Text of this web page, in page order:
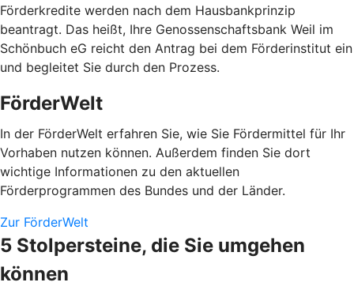
Förderkredite werden nach dem Hausbankprinzip
beantragt. Das heißt, Ihre Genossenschaftsbank Weil im
Schönbuch eG reicht den Antrag bei dem Förderinstitut ein
und begleitet Sie durch den Prozess.
FörderWelt
In der FörderWelt erfahren Sie, wie Sie Fördermittel für Ihr
Vorhaben nutzen können. Außerdem finden Sie dort
wichtige Informationen zu den aktuellen
Förderprogrammen des Bundes und der Länder.
Zur FörderWelt
5 Stolpersteine, die Sie umgehen
können